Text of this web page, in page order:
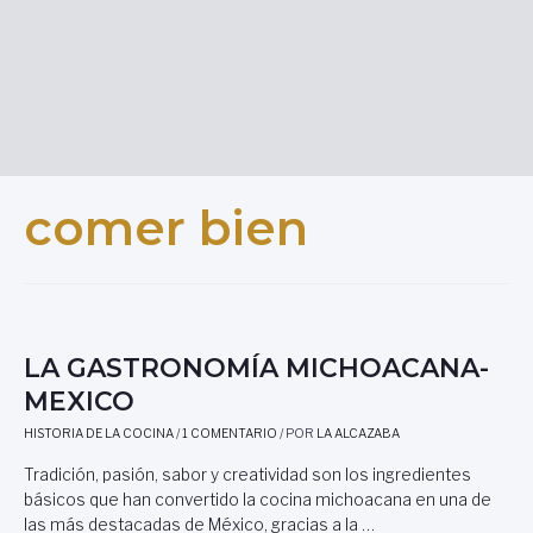
comer bien
LA GASTRONOMÍA MICHOACANA-
MEXICO
HISTORIA DE LA COCINA/1 COMENTARIO / POR LA ALCAZABA
Tradición, pasión, sabor y creatividad son los ingredientes
básicos que han convertido la cocina michoacana en una de
las más destacadas de México, gracias a la …